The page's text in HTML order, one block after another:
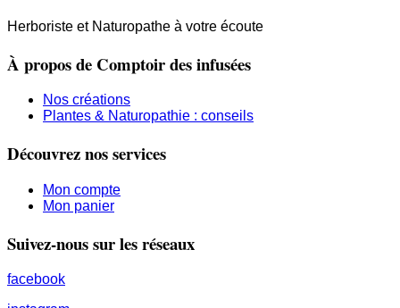
Herboriste et Naturopathe à votre écoute
À propos de Comptoir des infusées
Nos créations
Plantes & Naturopathie : conseils
Découvrez nos services
Mon compte
Mon panier
Suivez-nous sur les réseaux
facebook